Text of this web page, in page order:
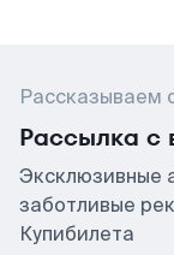
Рассказываем
Рассылка с
Эксклюзивные
заботливые
Купибилета